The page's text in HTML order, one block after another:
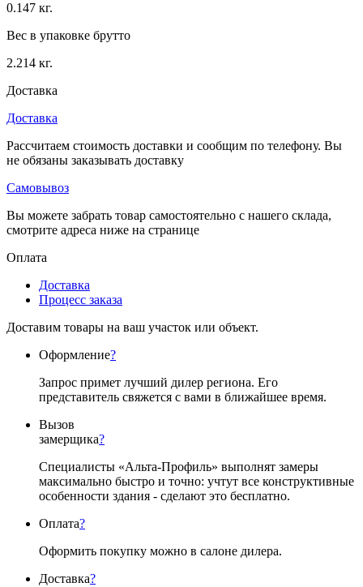
0.147 кг.
Вес в упаковке брутто
2.214 кг.
Доставка
Доставка
Рассчитаем стоимость доставки и сообщим по телефону. Вы
не обязаны заказывать доставку
Самовывоз
Вы можете забрать товар самостоятельно с нашего склада,
смотрите адреса ниже на странице
Оплата
Доставка
Процесс заказа
Доставим товары на ваш участок или объект.
Оформление?
Запрос примет лучший дилер региона. Его
представитель свяжется с вами в ближайшее время.
Вызов
замерщика?
Специалисты «Альта-Профиль» выполнят замеры
максимально быстро и точно: учтут все конструктивные
особенности здания - сделают это бесплатно.
Оплата?
Оформить покупку можно в салоне дилера.
Доставка?